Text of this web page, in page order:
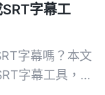
字幕工
字幕嗎？本文
字幕工具，並